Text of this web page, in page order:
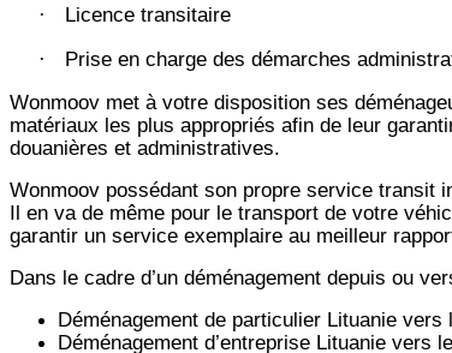
· Licence transitaire
·
Prise en charge des démarches
Wonmoov met à votre disposition ses
matériaux les plus appropriés afin de leur
douanières et administratives.
Wonmoov possédant son propre service transit
Il en va de même pour le transport de votre
garantir un service exemplaire au meilleur
Dans le cadre d’un déménagement depuis ou
Déménagement de particulier Lituanie vers
Déménagement d’entreprise Lituanie vers